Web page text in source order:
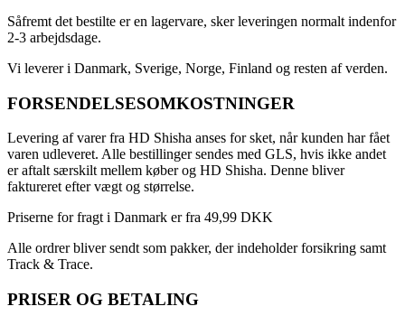
Såfremt det bestilte er en lagervare, sker leveringen normalt indenfor
2-3 arbejdsdage.
Vi leverer i Danmark, Sverige, Norge, Finland og resten af verden.
FORSENDELSESOMKOSTNINGER
Levering af varer fra HD Shisha anses for sket, når kunden har fået
varen udleveret. Alle bestillinger sendes med GLS, hvis ikke andet
er aftalt særskilt mellem køber og HD Shisha. Denne bliver
faktureret efter vægt og størrelse.
Priserne for fragt i Danmark er fra 49,99 DKK
Alle ordrer bliver sendt som pakker, der indeholder forsikring samt
Track & Trace.
PRISER OG BETALING